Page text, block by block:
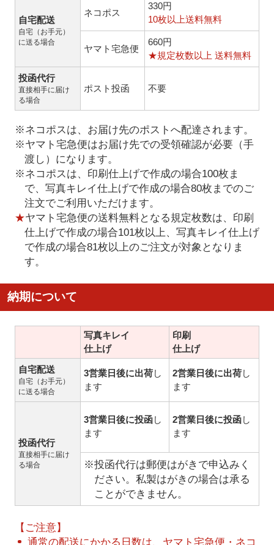
自宅配送
自宅（お手元）
に送る場合
ネコポス
330円
10枚以上送料無料
ヤマト宅急便
660円
★規定枚数以上 送料無料
投函代行
直接相手に届け
る場合
ポスト投函 不要
※ネコポスは、お届け先のポストへ配達されます。
※ヤマト宅急便はお届け先での受領確認が必要（手
渡し）になります。
※ネコポスは、印刷仕上げで作成の場合100枚ま
で、写真キレイ仕上げで作成の場合80枚までのご
注文でご利用いただけます。
★ヤマト宅急便の送料無料となる規定枚数は、印刷
仕上げで作成の場合101枚以上、写真キレイ仕上げ
で作成の場合81枚以上のご注文が対象となりま
す。
納期について
写真キレイ
仕上げ
印刷
仕上げ
自宅配送
自宅（お手元）
に送る場合
3営業日後に出荷し
ます
2営業日後に出荷し
ます
投函代行
直接相手に届け
る場合
3営業日後に投函し
ます
2営業日後に投函し
ます
※投函代行は郵便はがきで申込みく
ださい。私製はがきの場合は承る
ことができません。
【ご注意】
通常の配送にかかる日数は、ヤマト宅急便・ネコ